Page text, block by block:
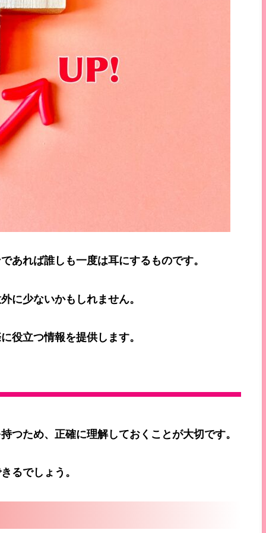
あれば誰しも一度は耳にするものです。
に少ないかもしれません。
役立つ情報を提供します。
つため、正確に理解しておくことが大切です。
るでしょう。